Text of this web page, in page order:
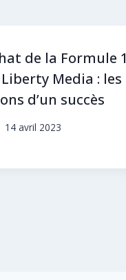
de la Formule 1
Media : les
d’un succès
14 avril 2023